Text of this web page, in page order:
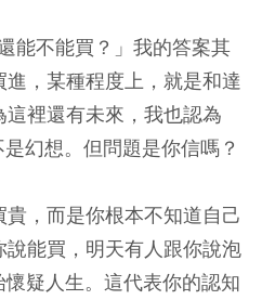
能不能買？」我的答案其
，某種程度上，就是和達
裡還有未來，我也認為
幻想。但問題是你信嗎？
，而是你根本不知道自己
能買，明天有人跟你說泡
疑人生。這代表你的認知